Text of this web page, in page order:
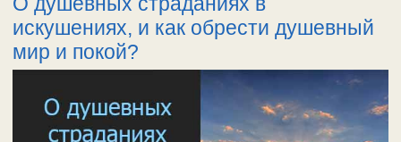
искушениях, и как обрести душевный
мир и покой?